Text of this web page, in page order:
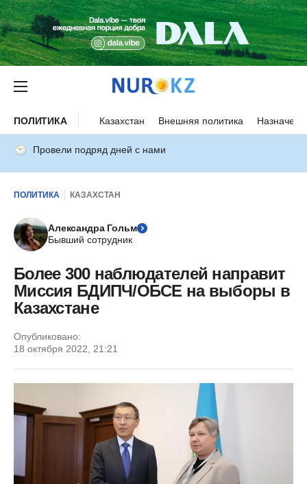
ПОЛИТИКА Казахстан Внешняя политика
Провели подряд дней с нами
ПОЛИТИКА КАЗАХСТАН
Александра Гольм
Бывший сотрудник
Более 300 наблюдателей направит
Миссия БДИПЧ/ОБСЕ на выборы в
Казахстане
Опубликовано:
18 октября 2022, 21:21